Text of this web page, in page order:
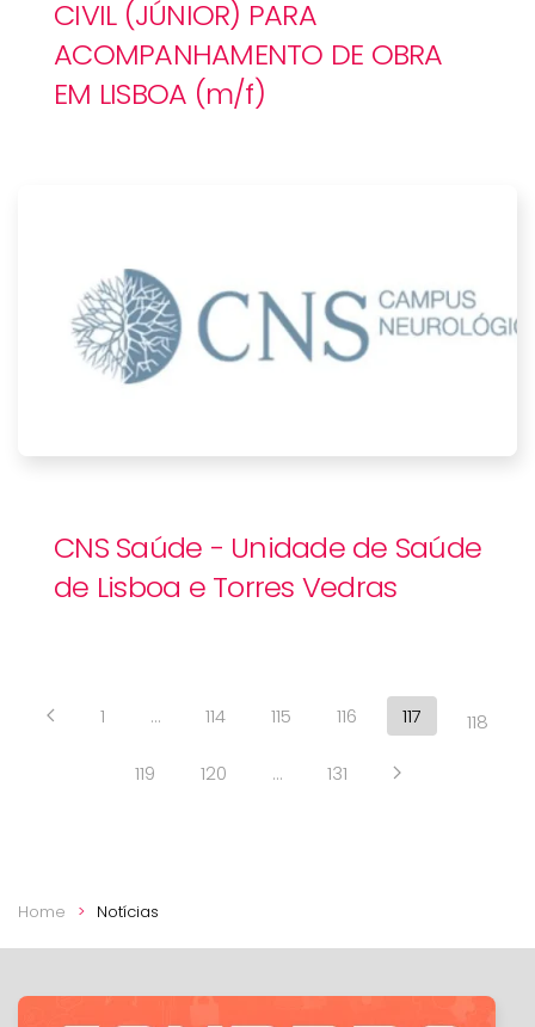
CIVIL (JÚNIOR) PARA
ACOMPANHAMENTO DE OBRA
EM LISBOA (m/f)
CNS Saúde - Unidade de Saúde
de Lisboa e Torres Vedras
1 … 114 115 116 117 118
119 120 … 131
Home Notícias